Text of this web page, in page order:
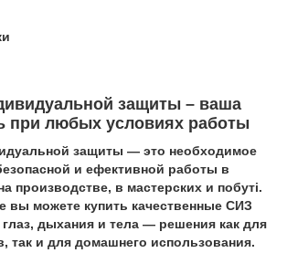
защиты – ваша
при любых условиях работы
защиты — это необходимое
и ефективной работы в
производстве, в мастерских и побуті.
вы можете купить качественные СИЗ
дыхания и тела — решения как для
так и для домашнего использования.